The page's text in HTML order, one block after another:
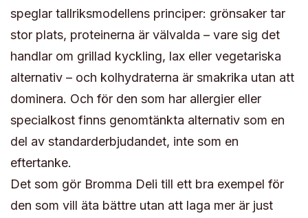
speglar tallriksmodellens principer: grönsaker tar
stor plats, proteinerna är välvalda – vare sig det
handlar om grillad kyckling, lax eller vegetariska
alternativ – och kolhydraterna är smakrika utan att
dominera. Och för den som har allergier eller
specialkost finns genomtänkta alternativ som en
del av standarderbjudandet, inte som en
eftertanke.
Det som gör Bromma Deli till ett bra exempel för
den som vill äta bättre utan att laga mer är just